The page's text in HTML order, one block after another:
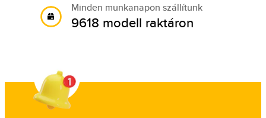
Minden munkanapon szállítunk
9618 modell raktáron